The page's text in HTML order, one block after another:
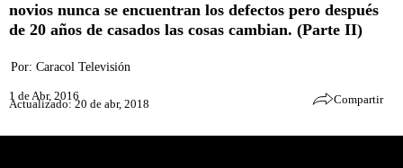
novios nunca se encuentran los defectos pero después
de 20 años de casados las cosas cambian. (Parte II)
Por: Caracol Televisión
1 de Abr, 2016
Actualizado: 20 de abr, 2018 Compartir